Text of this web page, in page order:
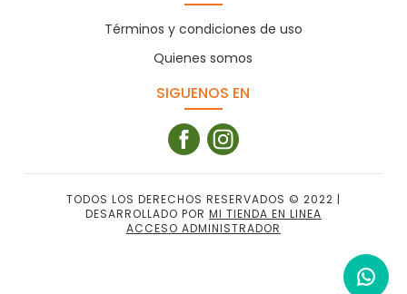
Términos y condiciones de uso
Quienes somos
SIGUENOS EN
TODOS LOS DERECHOS RESERVADOS © 2022 |
DESARROLLADO POR MI TIENDA EN LINEA
ACCESO ADMINISTRADOR